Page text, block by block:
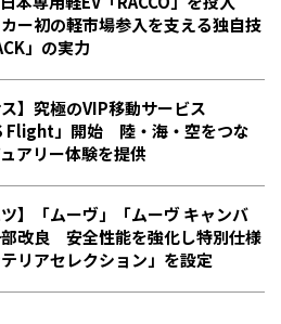
ー初の軽市場参入を支える独自技
」の実力
ス】究極のVIP移動サービス
Flight」開始 陸・海・空をつな
アリー体験を提供
ツ】「ムーヴ」「ムーヴ キャンバ
改良 安全性能を強化し特別仕様
リアセレクション」を設定